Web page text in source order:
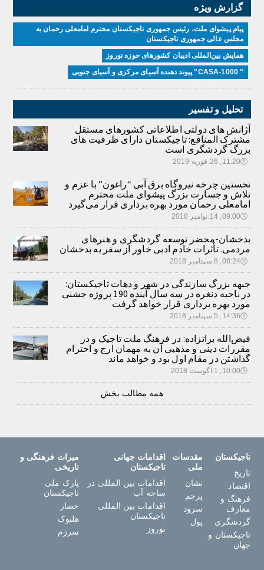
گزارش ویژه
پیام پیشوای ملت، رئیس جمهوری تاجیکستان محترم امامعلی رحمان به
مجلس عالی جمهوری تاجیکستان
همایش بین‌المللی ادیبان کشور‌های حوزه نوروز
" CASA-1000" پیوند دهنده آسیای مرکزی و آسیای جنوبی
تحلیل و تفسیر
آژانش های دولتی اطلاعاتی کشورهای مستقل
مشترک المنافع: تاجیکستان دارای ظرفیت های
بزرگ گردشگری است
🕔11:20, 26.فوریه 2019
نخستین چرخه نیروگاه برق آبی “راغون” با عزم و
تلاش و جسارت بزرگ پیشوای ملت محترم
امامعلی رحمان مورد بهره برداری قرار می‌گیرد
🕔09:00, 14.نوامبر 2018
بدخشان-محضر توسعه گردشگری و هنرهای
مردمی. تأثرات خادم ادبی خاور از سفر به بدخشان
🕔08:24, 8.سپتامبر 2018
جبهه بزرگ سازندگی در شهر و دهات تاجیکستان:
در ناحیه دنغره در سه سال آینده 190 پروژه جشنی
مورد بهره برداری قرار خواهد گرفت
🕔14:36, 5.سپتامبر 2018
فیض‌الله براتزاده: در فرهنگ ملت تاجیک و در
مقررات دینی و مذهبی آن به مهمان ارج و احترام
گذاشتن در مقام اول بود و خواهد ماند
🕔10:00, 1.آگوست 2018
همه مطالب بخش
تاجیکستان
تاریخ
اقتصاد
فرهنگ و
معارف
گردشگری
تاجیکستان و
جهان
مقدسات
ملی
نشان
پرچم
سرود
پول
اقدامات جهانی
تاجیکستان
اقدامات بین المللی در
ساحه آب
اقدامات بین المللی
تاجیکستان
نوروز
میراث فرهنگی و
تاریخی
پارک ملی
تاجیکستان
حصار
هلبوک
سرزم